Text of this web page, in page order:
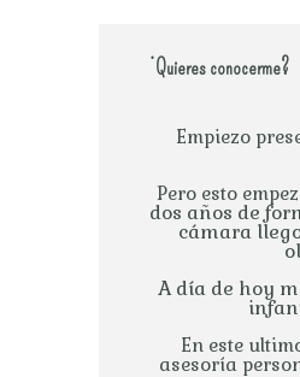
¿Quieres conocerme?
Empiezo
Pero esto
dos años de
cámara
A día de hoy
En este
asesoría